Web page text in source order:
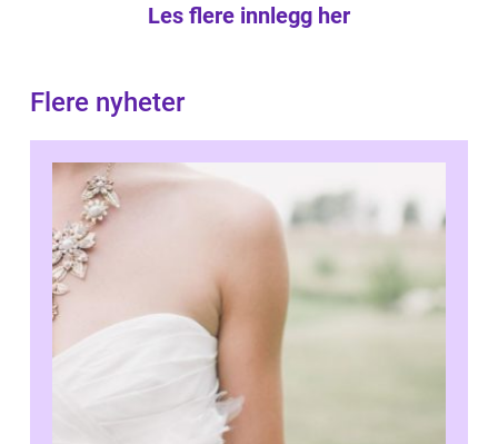
Les flere innlegg her
Flere nyheter